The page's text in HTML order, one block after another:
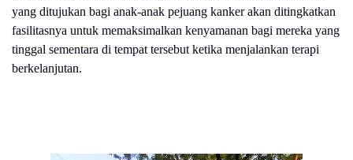
yang ditujukan bagi anak-anak pejuang kanker akan ditingkatkan
fasilitasnya untuk memaksimalkan kenyamanan bagi mereka yang
tinggal sementara di tempat tersebut ketika menjalankan terapi
berkelanjutan.